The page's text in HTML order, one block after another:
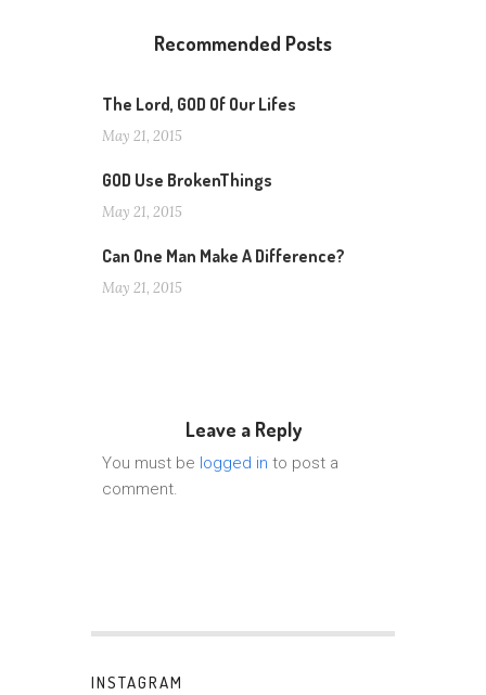
Recommended Posts
The Lord, GOD Of Our Lifes
May 21, 2015
GOD Use BrokenThings
May 21, 2015
Can One Man Make A Difference?
May 21, 2015
Leave a Reply
You must be logged in to post a
comment.
INSTAGRAM